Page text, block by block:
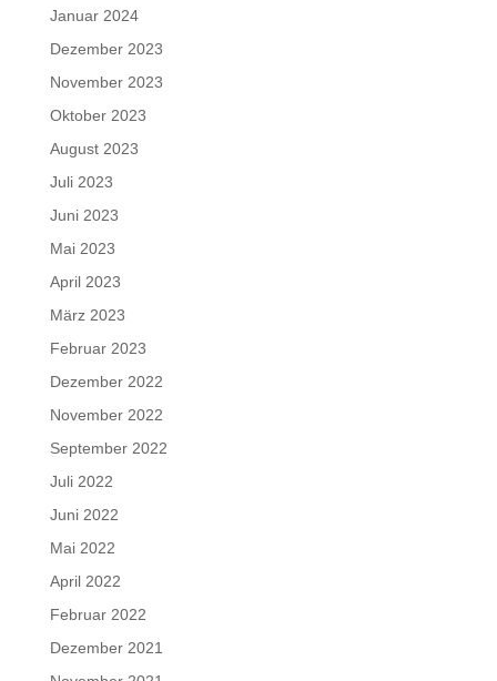
Januar 2024
Dezember 2023
November 2023
Oktober 2023
August 2023
Juli 2023
Juni 2023
Mai 2023
April 2023
März 2023
Februar 2023
Dezember 2022
November 2022
September 2022
Juli 2022
Juni 2022
Mai 2022
April 2022
Februar 2022
Dezember 2021